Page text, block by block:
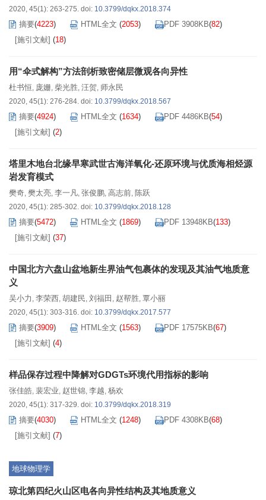
2020, 45(1): 263-275. doi: 10.3799/dqkx.2018.374
摘要(4223) HTML全文 (2053) PDF 3908KB(82)
[施引文献] (18)
用“伞式解构”方法剖析致密储层微观各向异性
杜书恒, 庞姗, 柴光胜, 汪贺, 师永民
2020, 45(1): 276-284. doi: 10.3799/dqkx.2018.567
摘要(4924) HTML全文 (1634) PDF 4486KB(54)
[施引文献] (2)
塔里木地台北缘早寒武世古海洋氧化-还原环境与优质海相烃源
岩发育模式
樊奇, 樊太亮, 李一凡, 张俊鹏, 高志前, 陈跃
2020, 45(1): 285-302. doi: 10.3799/dqkx.2018.128
摘要(5472) HTML全文 (1869) PDF 13948KB(133)
[施引文献] (37)
中国北方六盘山盆地新生界油气包裹体的发现及其油气地质意
义
吴小力 , 李荣西, 胡建民, 刘福田 , 赵帮胜, 覃小丽
2020, 45(1): 303-316. doi: 10.3799/dqkx.2017.577
摘要(3909) HTML全文 (1563) PDF 17575KB(67)
[施引文献] (4)
样品保存过程中降解对GDGTs环境代用指标的影响
张佳皓, 裴宏业, 赵世锦, 李越, 杨欢
2020, 45(1): 317-329. doi: 10.3799/dqkx.2018.319
摘要(4030) HTML全文 (1248) PDF 4308KB(68)
[施引文献] (7)
地球物理学
琼北第四纪火山区电各向异性结构及其地质意义